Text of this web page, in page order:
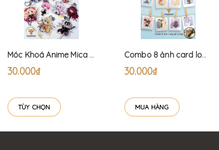
Móc Khoá Anime Mica Acrylic Fate/Grand Order 9 nhân vật (6cm)
30.000₫
TÙY CHỌN
Combo 8 ảnh card lomo polaroid trang trí Anime Fate: Emiya Menu 1 (tặng kèm dây và kẹp)
30.000₫
MUA HÀNG